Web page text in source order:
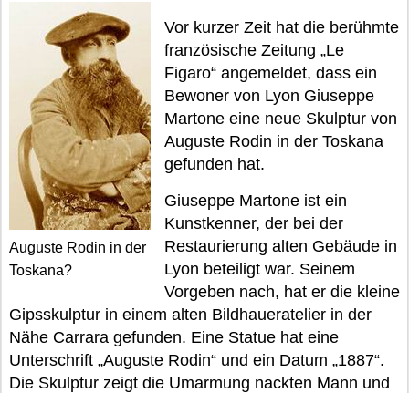
Auguste Rodin in der
Toskana?
Vor kurzer Zeit hat die berühmte
französische Zeitung „Le
Figaro“ angemeldet, dass ein
Bewoner von Lyon Giuseppe
Martone eine neue Skulptur von
Auguste Rodin in der Toskana
gefunden hat.
Giuseppe Martone ist ein
Kunstkenner, der bei der
Restaurierung alten Gebäude in
Lyon beteiligt war. Seinem
Vorgeben nach, hat er die kleine
Gipsskulptur in einem alten Bildhaueratelier in der
Nähe Carrara gefunden. Eine Statue hat eine
Unterschrift „Auguste Rodin“ und ein Datum „1887“.
Die Skulptur zeigt die Umarmung nackten Mann und